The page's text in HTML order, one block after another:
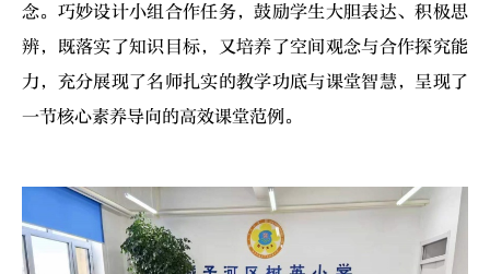
念。巧妙设计小组合作任务，鼓励学生大胆表达、积极思
辨，既落实了知识目标，又培养了空间观念与合作探究能
力，充分展现了名师扎实的教学功底与课堂智慧，呈现了
一节核心素养导向的高效课堂范例。